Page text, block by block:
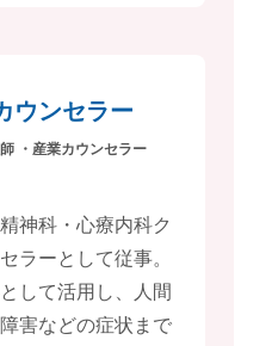
ウンセラー
・産業カウンセラー
神科・心療内科ク
ラーとして従事。
して活用し、人間
害などの症状まで